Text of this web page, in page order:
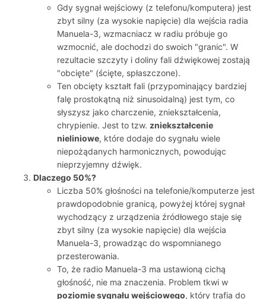
Gdy sygnał wejściowy (z telefonu/komputera) jest
zbyt silny (za wysokie napięcie) dla wejścia radia
Manuela-3, wzmacniacz w radiu próbuje go
wzmocnić, ale dochodzi do swoich "granic". W
rezultacie szczyty i doliny fali dźwiękowej zostają
"obcięte" (ścięte, spłaszczone).
Ten obcięty kształt fali (przypominający bardziej
falę prostokątną niż sinusoidalną) jest tym, co
słyszysz jako charczenie, zniekształcenia,
chrypienie. Jest to tzw. zniekształcenie
nieliniowe, które dodaje do sygnału wiele
niepożądanych harmonicznych, powodując
nieprzyjemny dźwięk.
Dlaczego 50%?
Liczba 50% głośności na telefonie/komputerze jest
prawdopodobnie granicą, powyżej której sygnał
wychodzący z urządzenia źródłowego staje się
zbyt silny (za wysokie napięcie) dla wejścia
Manuela-3, prowadząc do wspomnianego
przesterowania.
To, że radio Manuela-3 ma ustawioną cichą
głośność, nie ma znaczenia. Problem tkwi w
poziomie sygnału wejściowego, który trafia do